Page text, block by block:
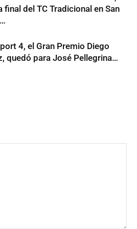
final del TC Tradicional en San
4, el Gran Premio Diego
quedó para José Pellegrina…